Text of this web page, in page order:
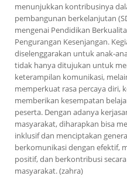
menunjukkan kontribusinya
pembangunan berkelanjutan
mengenai Pendidikan
Pengurangan Kesenjangan.
diselenggarakan untuk anak-
tidak hanya ditujukan untuk
keterampilan komunikasi,
memperkuat rasa percaya diri,
memberikan kesempatan
peserta. Dengan adanya
masyarakat, diharapkan bisa
inklusif dan menciptakan
berkomunikasi dengan efektif,
positif, dan berkontribusi
masyarakat. (zahra)